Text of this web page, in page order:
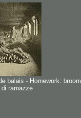
balais - Homework: broom
ramazze